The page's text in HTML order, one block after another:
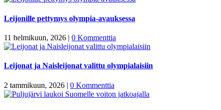
Leijonille pettymys olympia-avauksessa
11 helmikuun, 2026 | 0 Kommenttia
Leijonat ja Naisleijonat valittu olympialaisiin
2 tammikuun, 2026 | 0 Kommenttia